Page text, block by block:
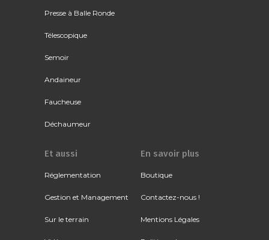
Presse à Balle Ronde
Télescopique
Semoir
Andaineur
Faucheuse
Déchaumeur
Et aussi
Réglementation
Gestion et Management
Sur le terrain
En savoir plus
Boutique
Contactez-nous !
Mentions Légales